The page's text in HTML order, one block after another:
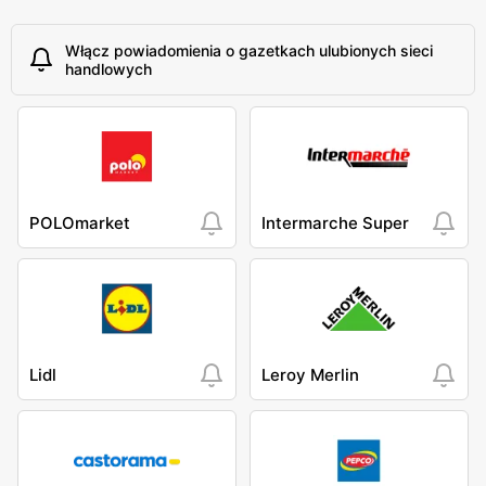
Włącz powiadomienia o gazetkach ulubionych sieci
handlowych
POLOmarket Intermarche Super
Lidl Leroy Merlin